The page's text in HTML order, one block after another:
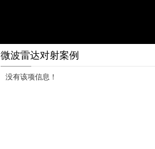
微波雷达对射案例
没有该项信息！